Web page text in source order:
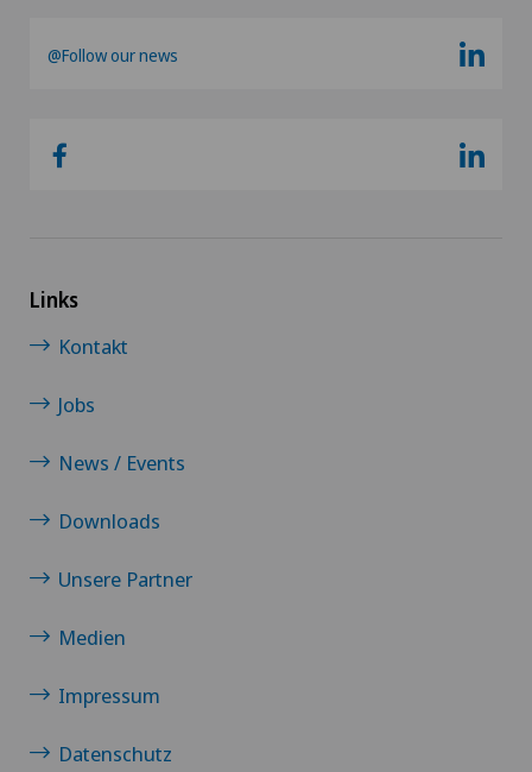
@Follow our news
Links
Kontakt
Jobs
News / Events
Downloads
Unsere Partner
Medien
Impressum
Datenschutz